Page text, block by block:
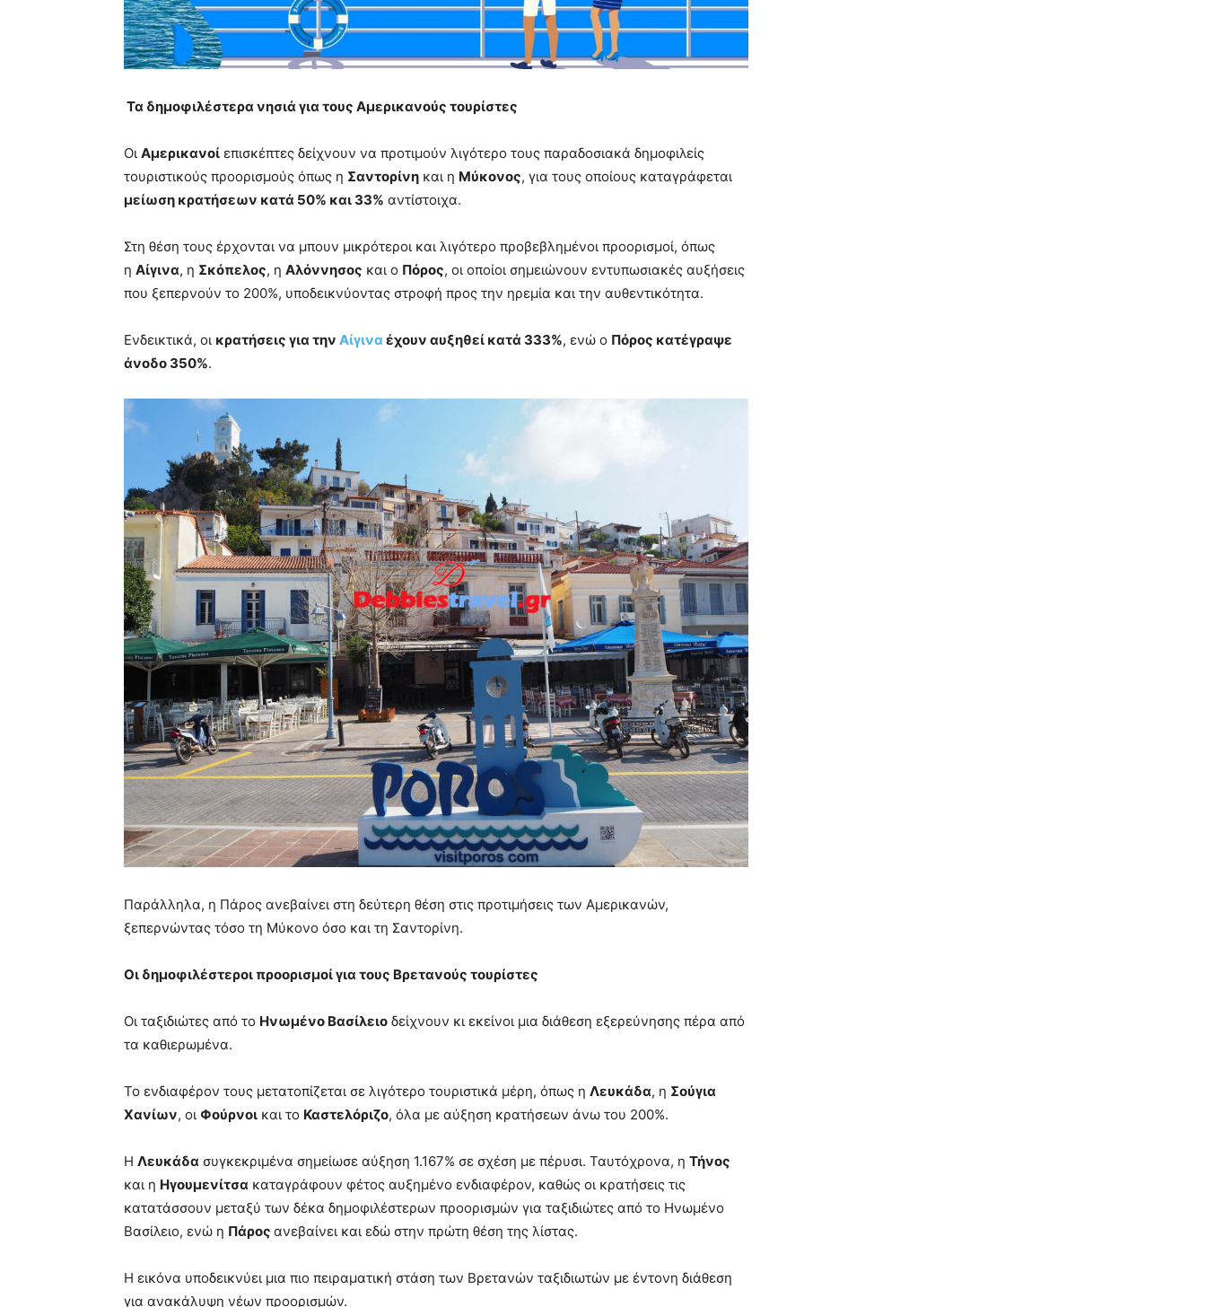
Τα δημοφιλέστερα νησιά για τους Αμερικανούς τουρίστες
Οι Αμερικανοί επισκέπτες δείχνουν να προτιμούν λιγότερο τους παραδοσιακά δημοφιλείς
τουριστικούς προορισμούς όπως η Σαντορίνη και η Μύκονος, για τους οποίους καταγράφεται
μείωση κρατήσεων κατά 50% και 33% αντίστοιχα.
Στη θέση τους έρχονται να μπουν μικρότεροι και λιγότερο προβεβλημένοι προορισμοί, όπως
η Αίγινα, η Σκόπελος, η Αλόννησος και ο Πόρος, οι οποίοι σημειώνουν εντυπωσιακές αυξήσεις
που ξεπερνούν το 200%, υποδεικνύοντας στροφή προς την ηρεμία και την αυθεντικότητα.
Ενδεικτικά, οι κρατήσεις για την Αίγινα έχουν αυξηθεί κατά 333%, ενώ ο Πόρος κατέγραψε
άνοδο 350%.
Παράλληλα, η Πάρος ανεβαίνει στη δεύτερη θέση στις προτιμήσεις των Αμερικανών,
ξεπερνώντας τόσο τη Μύκονο όσο και τη Σαντορίνη.
Οι δημοφιλέστεροι προορισμοί για τους Βρετανούς τουρίστες
Οι ταξιδιώτες από το Ηνωμένο Βασίλειο δείχνουν κι εκείνοι μια διάθεση εξερεύνησης πέρα από
τα καθιερωμένα.
Το ενδιαφέρον τους μετατοπίζεται σε λιγότερο τουριστικά μέρη, όπως η Λευκάδα, η Σούγια
Χανίων, οι Φούρνοι και το Καστελόριζο, όλα με αύξηση κρατήσεων άνω του 200%.
Η Λευκάδα συγκεκριμένα σημείωσε αύξηση 1.167% σε σχέση με πέρυσι. Ταυτόχρονα, η Τήνος
και η Ηγουμενίτσα καταγράφουν φέτος αυξημένο ενδιαφέρον, καθώς οι κρατήσεις τις
κατατάσσουν μεταξύ των δέκα δημοφιλέστερων προορισμών για ταξιδιώτες από το Ηνωμένο
Βασίλειο, ενώ η Πάρος ανεβαίνει και εδώ στην πρώτη θέση της λίστας.
Η εικόνα υποδεικνύει μια πιο πειραματική στάση των Βρετανών ταξιδιωτών με έντονη διάθεση
για ανακάλυψη νέων προορισμών.